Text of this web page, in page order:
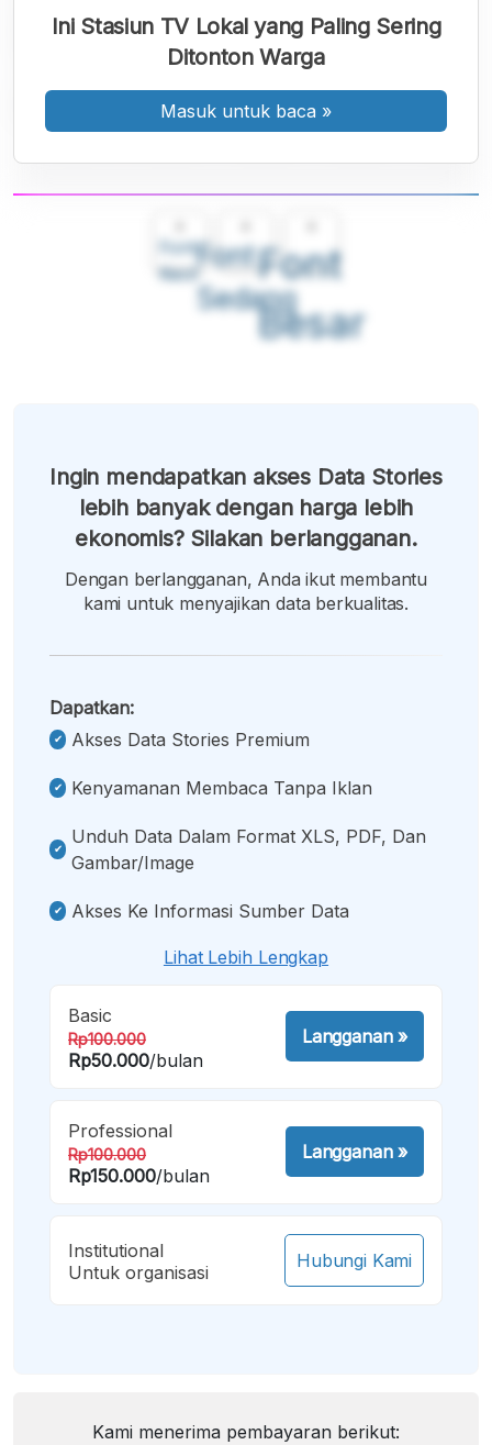
Font
Kecil
Font
Sedang
Font
Besar
Ini Stasiun TV Lokal yang Paling Sering
Ditonton Warga
Masuk untuk baca »
Ingin mendapatkan akses Data Stories
lebih banyak dengan harga lebih
ekonomis? Silakan berlangganan.
Dengan berlangganan, Anda ikut membantu
kami untuk menyajikan data berkualitas.
Dapatkan:
Akses Data Stories Premium
Kenyamanan Membaca Tanpa Iklan
Unduh Data Dalam Format XLS, PDF, Dan
Gambar/image
Akses Ke Informasi Sumber Data
Lihat Lebih Lengkap
Basic
Rp100.000
Rp50.000/bulan
Langganan»
Professional
Rp100.000
Rp150.000/bulan
Langganan»
Institutional
Untuk organisasi
Hubungi Kami
Kami menerima pembayaran berikut: